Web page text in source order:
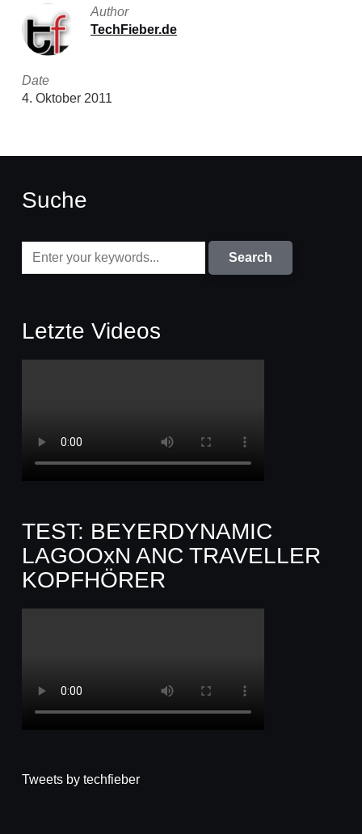
Author
TechFieber.de
Date
4. Oktober 2011
Suche
Letzte Videos
TEST: BEYERDYNAMIC
LAGOOxN ANC TRAVELLER
KOPFHÖRER
Tweets by techfieber